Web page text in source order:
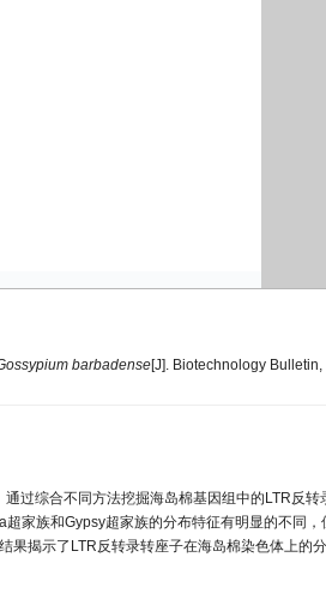
barbadense[J]. Biotechnology Bulletin,
过综合不同方法挖掘海岛棉基因组中的LTR反转
家族和Gypsy超家族的分布特征有明显的不同，
果揭示了LTR反转录转座子在海岛棉染色体上的